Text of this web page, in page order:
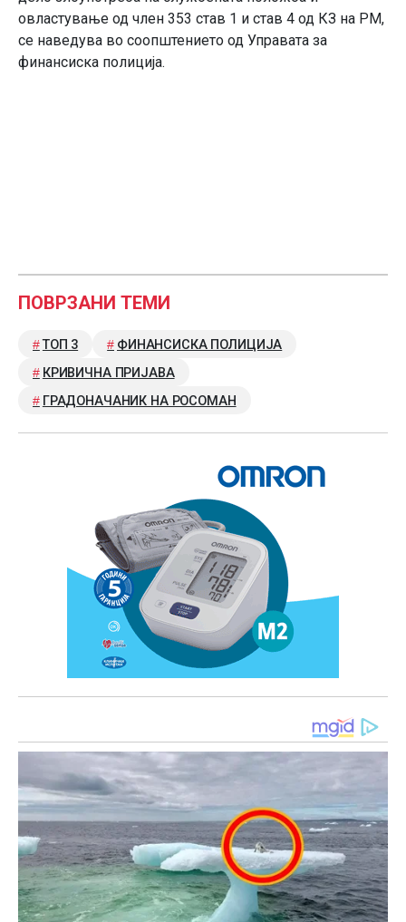
овластување од член 353 став 1 и став 4 од КЗ на РМ,
се наведува во соопштението од Управата за
финансиска полиција.
ПОВРЗАНИ ТЕМИ
ТОП 3
ФИНАНСИСКА ПОЛИЦИЈА
КРИВИЧНА ПРИЈАВА
ГРАДОНАЧАНИК НА РОСОМАН